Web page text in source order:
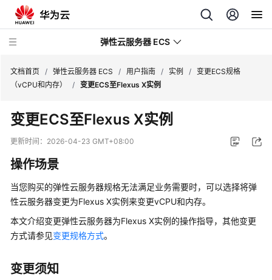
弹性云服务器 ECS
新
动
务
公
告
介
文档首页 / 弹性云服务器 ECS / 用户指南 / 实例 / 变更ECS规格
（vCPU和内存）
/ 变更ECS至Flexus X实例
变更ECS至Flexus X实例
更新时间： 2026-04-23 GMT+08:00
操作场景
当您购买的弹性云服务器规格无法满足业务需要时，可以选择将弹
性云服务器变更为Flexus X实例来变更vCPU和内存。
本文介绍变更弹性云服务器为Flexus X实例的操作指导，其他变更
方式请参见变更规格方式。
变更须知